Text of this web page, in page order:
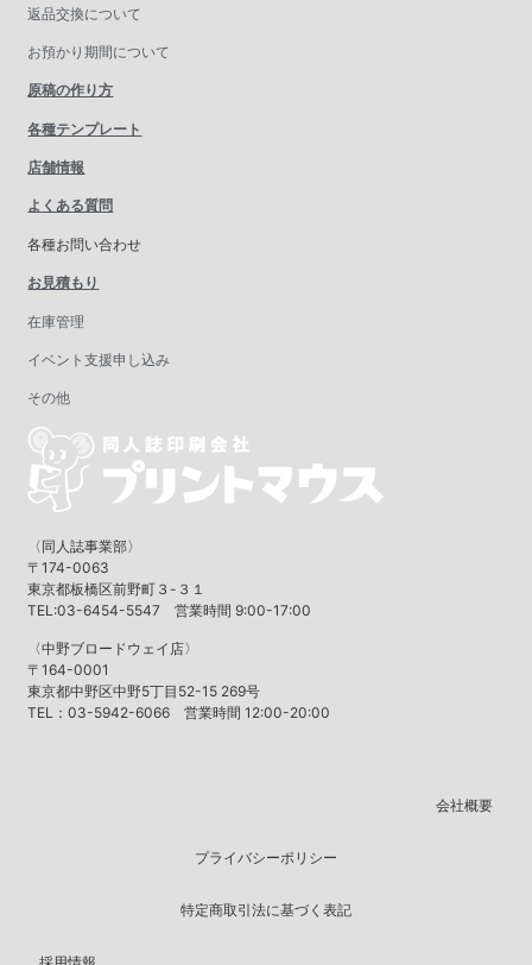
返品交換について
お預かり期間について
原稿の作り方
各種テンプレート
店舗情報
よくある質問
各種お問い合わせ
お見積もり
在庫管理
イベント支援申し込み
その他
〈同人誌事業部〉
〒174-0063
東京都板橋区前野町３-３１
TEL:03-6454-5547 営業時間 9:00-17:00
〈中野ブロードウェイ店〉
〒164-0001
東京都中野区中野5丁目52-15 269号
TEL：03-5942-6066 営業時間 12:00-20:00
会社概要
プライバシーポリシー
特定商取引法に基づく表記